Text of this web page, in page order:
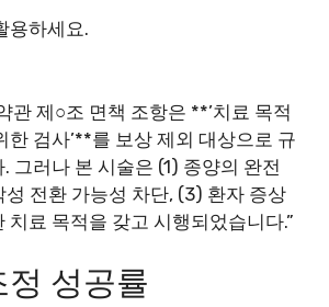
용하세요.
관 제○조 면책 조항은 **’치료 목적
한 검사’**를 보상 제외 대상으로 규
그러나 본 시술은 (1) 종양의 완전
전환 가능성 차단, (3) 환자 증상
치료 목적을 갖고 시행되었습니다.”
성공률